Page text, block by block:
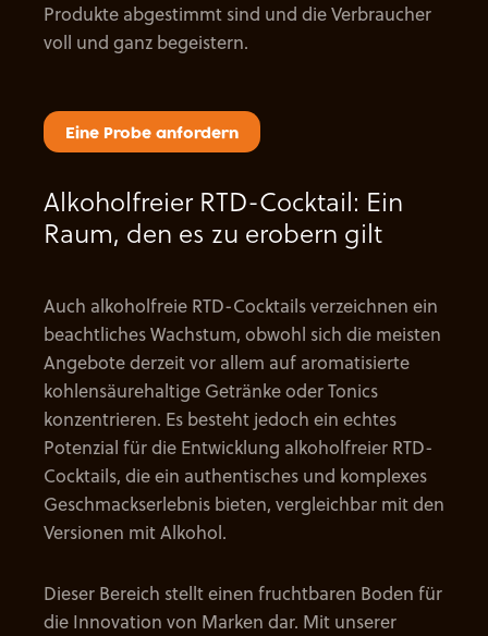
Produkte abgestimmt sind und die Verbraucher
voll und ganz begeistern.
Eine Probe anfordern
Alkoholfreier RTD-Cocktail: Ein
Raum, den es zu erobern gilt
Auch alkoholfreie RTD-Cocktails verzeichnen ein
beachtliches Wachstum, obwohl sich die meisten
Angebote derzeit vor allem auf aromatisierte
kohlensäurehaltige Getränke oder Tonics
konzentrieren. Es besteht jedoch ein echtes
Potenzial für die Entwicklung alkoholfreier RTD-
Cocktails, die ein authentisches und komplexes
Geschmackserlebnis bieten, vergleichbar mit den
Versionen mit Alkohol.
Dieser Bereich stellt einen fruchtbaren Boden für
die Innovation von Marken dar. Mit unserer